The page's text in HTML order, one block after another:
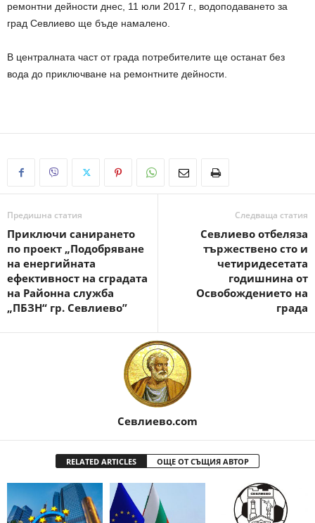
ремонтни дейности днес, 11 юли 2017 г., водоподаването за
град Севлиево ще бъде намалено.
В централната част от града потребителите ще останат без
вода до приключване на ремонтните дейности.
Предишна статия
Приключи санирането
по проект „Подобряване
на енергийната
ефективност на сградата
на Районна служба
„ПБЗН“ гр. Севлиево”
Следваща статия
Севлиево отбеляза
тържествено сто и
четиридесетата
годишнина от
Освобождението на
града
Севлиево.com
RELATED ARTICLES ОЩЕ ОТ СЪЩИЯ АВТОР